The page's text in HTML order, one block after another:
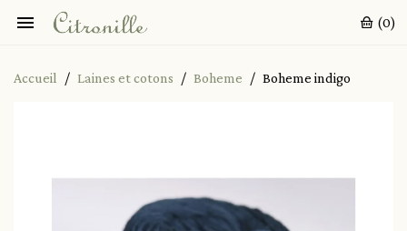
 (0)
Accueil Laines et cotons Boheme Boheme indigo